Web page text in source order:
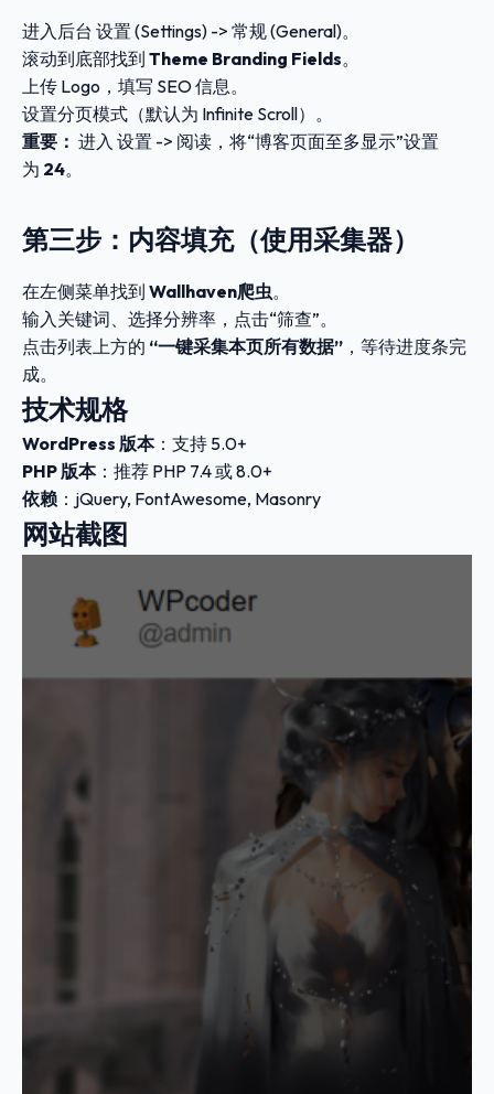
进入后台 设置 (Settings) -> 常规 (General)。
滚动到底部找到 Theme Branding Fields。
上传 Logo，填写 SEO 信息。
设置分页模式（默认为 Infinite Scroll）。
重要： 进入 设置 -> 阅读 ，将“博客页面至多显示”设置
为 24。
第三步：内容填充（使用采集器）
在左侧菜单找到 Wallhaven爬虫。
输入关键词、选择分辨率，点击“筛查”。
点击列表上方的 “一键采集本页所有数据” ，等待进度条完
成。
技术规格
WordPress 版本：支持 5.0+
PHP 版本：推荐 PHP 7.4 或 8.0+
依赖 ：jQuery, FontAwesome, Masonry
网站截图